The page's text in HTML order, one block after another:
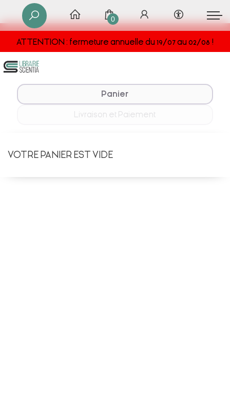
ATTENTION : fermeture annuelle du 19/07 au 02/08 !
0
Panier
Livraison et Paiement
VOTRE PANIER EST VIDE